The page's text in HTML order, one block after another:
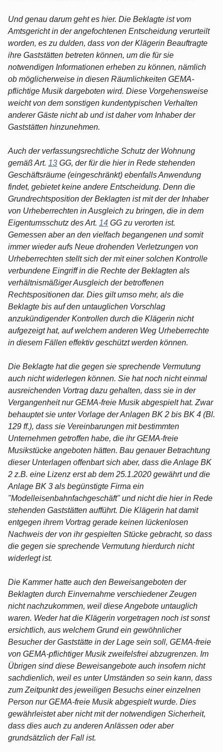
Und genau darum geht es hier. Die Beklagte ist vom
Amtsgericht in der angefochtenen Entscheidung verurteilt
worden, es zu dulden, dass von der Klägerin Beauftragte
ihre Gaststätten betreten können, um die für sie
notwendigen Informationen erheben zu können, nämlich
ob möglicherweise in diesen Räumlichkeiten GEMA-
pflichtige Musik dargeboten wird. Diese Vorgehensweise
weicht von dem sonstigen kundentypischen Verhalten
anderer Gäste nicht ab und ist daher vom Inhaber der
Gaststätten hinzunehmen.
Auch der verfassungsrechtliche Schutz der Wohnung
gemäß Art. 13 GG, der für die hier in Rede stehenden
Geschäftsräume (eingeschränkt) ebenfalls Anwendung
findet, gebietet keine andere Entscheidung. Denn die
Grundrechtsposition der Beklagten ist mit der der Inhaber
von Urheberrechten in Ausgleich zu bringen, die in dem
Eigentumsschutz des Art. 14 GG zu verorten ist.
Gemessen aber an den vielfach begangenen und somit
immer wieder aufs Neue drohenden Verletzungen von
Urheberrechten stellt sich der mit einer solchen Kontrolle
verbundene Eingriff in die Rechte der Beklagten als
verhältnismäßiger Ausgleich der betroffenen
Rechtspositionen dar. Dies gilt umso mehr, als die
Beklagte bis auf den untauglichen Vorschlag
anzukündigender Kontrollen durch die Klägerin nicht
aufgezeigt hat, auf welchem anderen Weg Urheberrechte
in diesem Fällen effektiv geschützt werden können.
Die Beklagte hat die gegen sie sprechende Vermutung
auch nicht widerlegen können. Sie hat noch nicht einmal
ausreichenden Vortrag dazu gehalten, dass sie in der
Vergangenheit nur GEMA-freie Musik abgespielt hat. Zwar
behauptet sie unter Vorlage der Anlagen BK 2 bis BK 4 (Bl.
129 ff.), dass sie Vereinbarungen mit bestimmten
Unternehmen getroffen habe, die ihr GEMA-freie
Musikstücke angeboten hätten. Bau genauer Betrachtung
dieser Unterlagen offenbart sich aber, dass die Anlage BK
2 z.B. eine Lizenz erst ab dem 25.1.2020 gewährt und die
Anlage BK 3 als begünstigte Firma ein
"Modelleisenbahnfachgeschäft" und nicht die hier in Rede
stehenden Gaststätten aufführt. Die Klägerin hat damit
entgegen ihrem Vortrag gerade keinen lückenlosen
Nachweis der von ihr gespielten Stücke gebracht, so dass
die gegen sie sprechende Vermutung hierdurch nicht
widerlegt ist.
Die Kammer hatte auch den Beweisangeboten der
Beklagten durch Einvernahme verschiedener Zeugen
nicht nachzukommen, weil diese Angebote untauglich
waren. Weder hat die Klägerin vorgetragen noch ist sonst
ersichtlich, aus welchem Grund ein gewöhnlicher
Besucher der Gaststätte in der Lage sein soll, GEMA-freie
von GEMA-pflichtiger Musik zweifelsfrei abzugrenzen. Im
Übrigen sind diese Beweisangebote auch insofern nicht
sachdienlich, weil es unter Umständen so sein kann, dass
zum Zeitpunkt des jeweiligen Besuchs einer einzelnen
Person nur GEMA-freie Musik abgespielt wurde. Dies
gewährleistet aber nicht mit der notwendigen Sicherheit,
dass dies auch zu anderen Anlässen oder aber
grundsätzlich der Fall ist.